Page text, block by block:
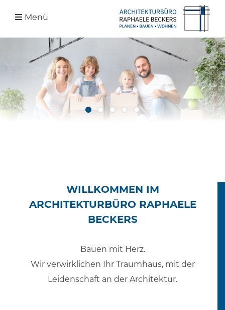
Inhalt
springen
Menü
WILLKOMMEN IM
ARCHITEKTURBÜRO RAPHAELE
BECKERS
Bauen mit Herz.
Wir verwirklichen Ihr Traumhaus, mit der
Leidenschaft an der Architektur.